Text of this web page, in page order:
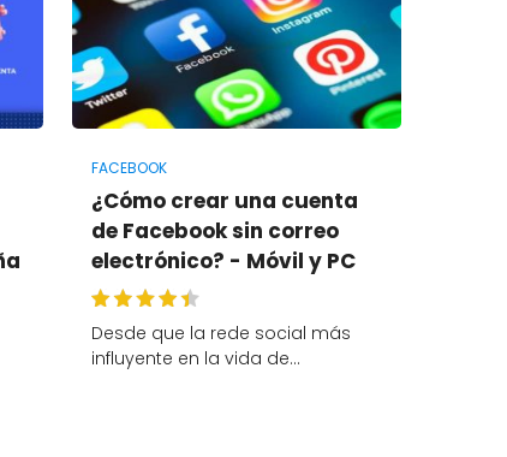
FACEBOOK
¿Cómo crear una cuenta
de Facebook sin correo
electrónico? - Móvil y PC
Desde que la rede social más
influyente en la vida de…